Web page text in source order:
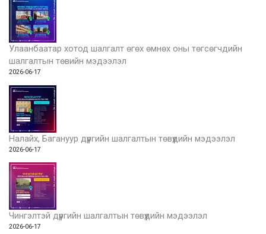
Улаанбаатар хотод шалгалт өгөх өмнөх оны төгсөгчдийн
шалгалтын төвийн мэдээлэл
2026-06-17
Налайх, Багануур дүүргийн шалгалтын төвүүдийн мэдээлэл
2026-06-17
Чингэлтэй дүүргийн шалгалтын төвүүдийн мэдээлэл
2026-06-17